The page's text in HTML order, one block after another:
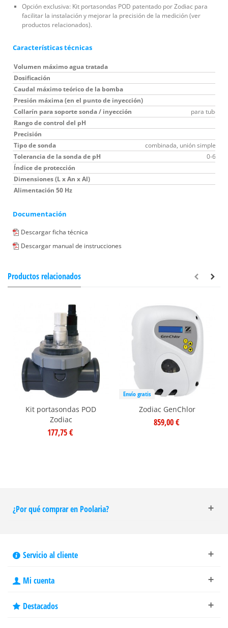
Opción exclusiva: Kit portasondas POD patentado por Zodiac para
facilitar la instalación y mejorar la precisión de la medición (ver
productos relacionados).
Características técnicas
Volumen máximo agua tratada
Dosificación
Caudal máximo teórico de la bomba
Presión máxima (en el punto de inyección)
Collarín para soporte sonda / inyección
para tubos
Rango de control del pH
Precisión
Tipo de sonda
combinada, unión simple,
Tolerancia de la sonda de pH
0-60
Índice de protección
Dimensiones (L x An x Al)
Alimentación 50 Hz
Documentación
Descargar ficha técnica
Descargar manual de instrucciones
Productos relacionados
Kit portasondas POD
Zodiac
177,75 €
Envío gratis
Zodiac GenChlor
859,00 €
¿Por qué comprar en Poolaria?
Servicio al cliente
Mi cuenta
Destacados